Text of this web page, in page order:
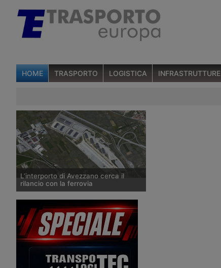
HOME TRASPORTO LOGISTICA INFRASTRUTTURE
L’interporto di Avezzano cerca il
rilancio con la ferrovia
La Regione Abruzzo ha stanziato
300mila euro per completare il
raccordo ferroviario tra il Centro
smistamento merci della Marsica e la
stazione di Avezzano. Sarà sufficiente
per rilanciare l’interporto abruzzese?